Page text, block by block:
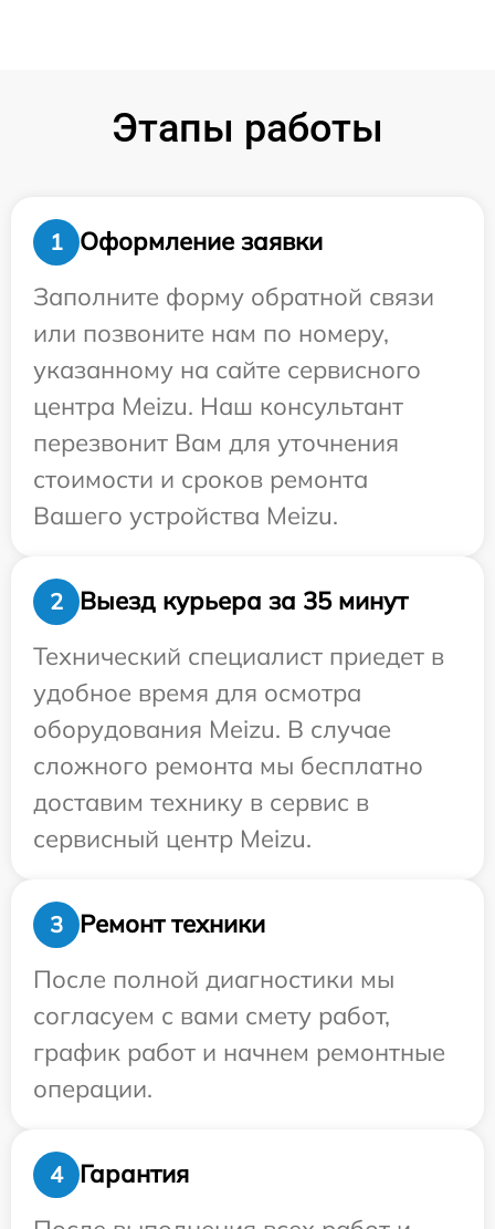
Этапы работы
1
Оформление заявки
Заполните форму обратной связи
или позвоните нам по номеру,
указанному на сайте сервисного
центра Meizu. Наш консультант
перезвонит Вам для уточнения
стоимости и сроков ремонта
Вашего устройства Meizu.
2
Выезд курьера за 35 минут
Технический специалист приедет в
удобное время для осмотра
оборудования Meizu. В случае
сложного ремонта мы бесплатно
доставим технику в сервис в
сервисный центр Meizu.
3
Ремонт техники
После полной диагностики мы
согласуем с вами смету работ,
график работ и начнем ремонтные
операции.
4
Гарантия